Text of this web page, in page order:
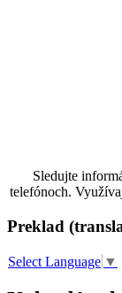
Sledujte
telefónoch.
Preklad
Select Language ▼